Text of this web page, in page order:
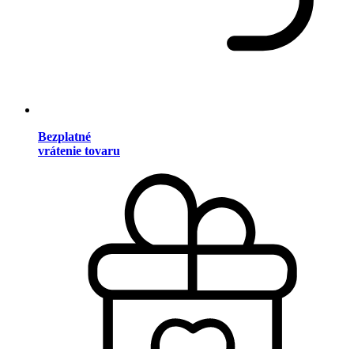
Bezplatné
vrátenie tovaru